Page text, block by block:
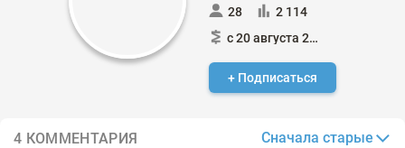
28
2 114
с 20 августа 2019
+ Подписаться
4 КОММЕНТАРИЯ Сначала старые